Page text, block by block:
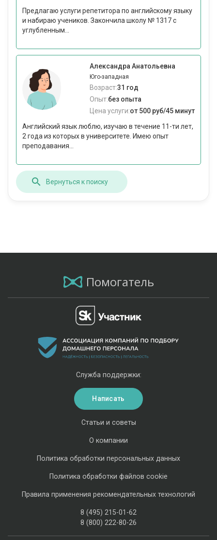
Предлагаю услуги репетитора по английскому языку
и набираю учеников. Закончила школу № 1317 с
углубленным...
Александра Анатольевна
Юго-западная
Возраст:31 год
Опыт:без опыта
Цена услуги:от 500 руб/45 минут
Английский язык люблю, изучаю в течение 11-ти лет,
2 года из которых в университете. Имею опыт
преподавания...
Вернуться к поиску
Помогатель
Статьи и советы
О компании
Политика обработки персональных данных
Политика обработки файлов cookie
Правила применения рекомендательных технологий
8 (495) 215-01-62
8 (800) 222-80-26
Служба поддержки:
Написать